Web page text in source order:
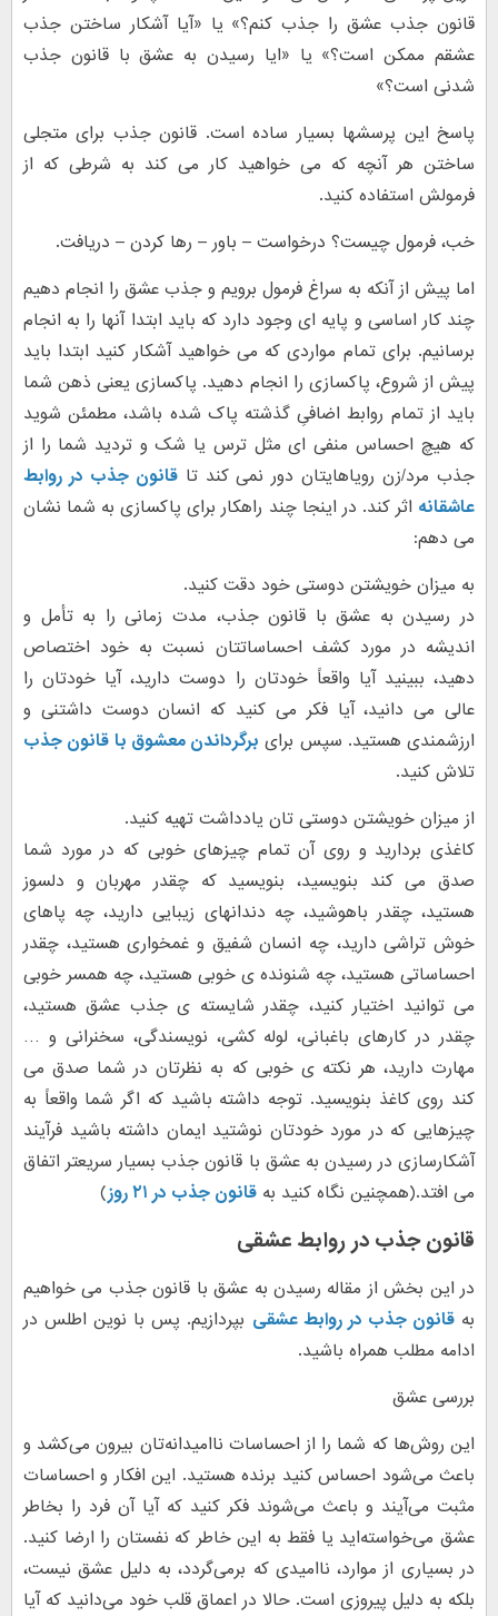
قانون جذب عشق را جذب کنم؟» یا «آیا آشکار ساختن جذب
عشقم ممکن است؟» یا «ایا رسیدن به عشق با قانون جذب
شدنی است؟»
پاسخ این پرسشها بسیار ساده است. قانون جذب برای متجلی
ساختن هر آنچه که می خواهید کار می کند به شرطی که از
فرمولش استفاده کنید.
خب، فرمول چیست؟ درخواست – باور – رها کردن – دریافت.
اما پیش از آنکه به سراغ فرمول برویم و جذب عشق را انجام دهیم
چند کار اساسی و پایه ای وجود دارد که باید ابتدا آنها را به انجام
برسانیم. برای تمام مواردی که می خواهید آشکار کنید ابتدا باید
پیش از شروع، پاکسازی را انجام دهید. پاکسازی یعنی ذهن شما
باید از تمام روابط اضافیِ گذشته پاک شده باشد، مطمئن شوید
که هیچ احساس منفی ای مثل ترس یا شک و تردید شما را از
جذب مرد/زن رویاهایتان دور نمی کند تاقانون جذب در روابط
عاشقانه اثر کند. در اینجا چند راهکار برای پاکسازی به شما نشان
می دهم:
به میزان خویشتن دوستی خود دقت کنید.
در رسیدن به عشق با قانون جذب، مدت زمانی را به تأمل و
اندیشه در مورد کشف احساساتتان نسبت به خود اختصاص
دهید، ببینید آیا واقعاً خودتان را دوست دارید، آیا خودتان را
عالی می دانید، آیا فکر می کنید که انسان دوست داشتنی و
ارزشمندی هستید. سپس برای برگرداندن معشوق با قانون جذب
تلاش کنید.
از میزان خویشتن دوستی تان یادداشت تهیه کنید.
کاغذی بردارید و روی آن تمام چیزهای خوبی که در مورد شما
صدق می کند بنویسید، بنویسید که چقدر مهربان و دلسوز
هستید، چقدر باهوشید، چه دندانهای زیبایی دارید، چه پاهای
خوش تراشی دارید، چه انسان شفیق و غمخواری هستید، چقدر
احساساتی هستید، چه شنونده ی خوبی هستید، چه همسر خوبی
می توانید اختیار کنید، چقدر شایسته ی جذب عشق هستید،
چقدر در کارهای باغبانی، لوله کشی، نویسندگی، سخنرانی و …
مهارت دارید، هر نکته ی خوبی که به نظرتان در شما صدق می
کند روی کاغذ بنویسید. توجه داشته باشید که اگر شما واقعاً به
چیزهایی که در مورد خودتان نوشتید ایمان داشته باشید فرآیند
آشکارسازی در رسیدن به عشق با قانون جذب بسیار سریعتر اتفاق
می افتد.(همچنین نگاه کنید به قانون جذب در ۲۱ روز )
قانون جذب در روابط عشقی
در این بخش از مقاله رسیدن به عشق با قانون جذب می خواهیم
بهقانون جذب در روابط عشقی بپردازیم. پس با نوین اطلس در
ادامه مطلب همراه باشید.
بررسی عشق
این روش‌ها که شما را از احساسات ناامیدانه‌تان بیرون می‌کشد و
باعث می‌شود احساس کنید برنده هستید. این افکار و احساسات
مثبت می‌آیند و باعث می‌شوند فکر کنید که آیا آن فرد را بخاطر
عشق می‌خواسته‌اید یا فقط به این خاطر که نفستان را ارضا کنید.
در بسیاری از موارد، ناامیدی که برمی‌گردد، به دلیل عشق نیست،
بلکه به دلیل پیروزی است. حالا در اعماق قلب خود می‌دانید که آیا